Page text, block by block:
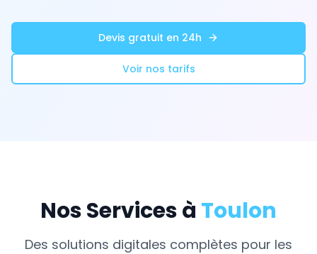
Devis gratuit en 24h
Voir nos tarifs
Nos Services à Toulon
Des solutions digitales complètes pour les